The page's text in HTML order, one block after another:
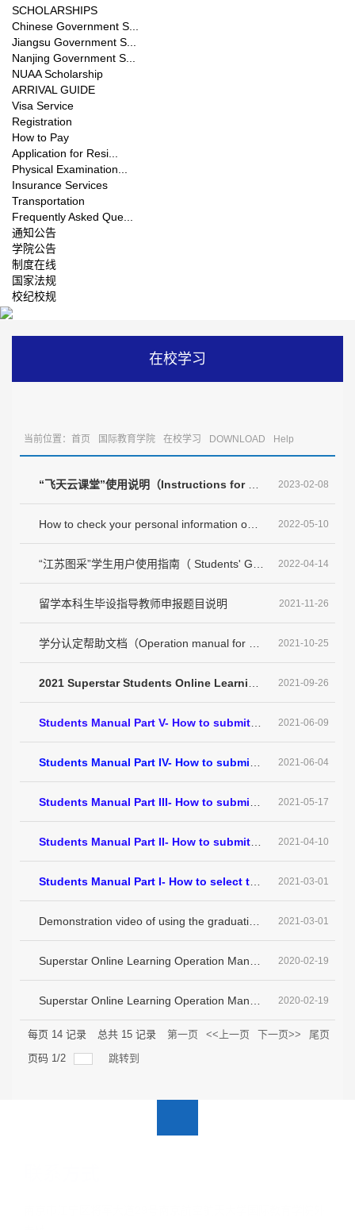
SCHOLARSHIPS
Chinese Government S...
Jiangsu Government S...
Nanjing Government S...
NUAA Scholarship
ARRIVAL GUIDE
Visa Service
Registration
How to Pay
Application for Resi...
Physical Examination...
Insurance Services
Transportation
Frequently Asked Que...
通知公告
学院公告
制度在线
国家法规
校纪校规
在校学习
当前位置： 首页 国际教育学院 在校学习 DOWNLOAD Help
2023-02-08
2022-05-10
2022-04-14
留学本科生毕设指导教师申报题目说明 2021-11-26
2021-10-25
2021-09-26
2021-06-09
2021-06-04
2021-05-17
2021-04-10
2021-03-01
2021-03-01
2020-02-19
2020-02-19
每页 14 记录 总共 15 记录 第一页 <<上一页 下一页>>
尾页
页码 1/2 跳转到